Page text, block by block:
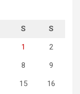
S S
1 2
8 9
15 16